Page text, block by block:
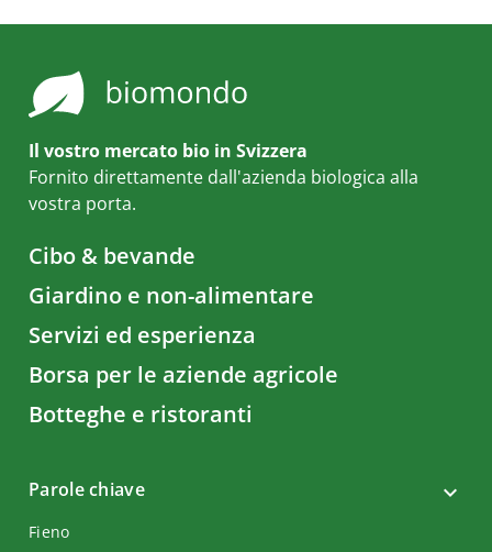
Il vostro mercato bio in Svizzera
Fornito direttamente dall'azienda biologica alla
vostra porta.
Cibo & bevande
Giardino e non-alimentare
Servizi ed esperienza
Borsa per le aziende agricole
Botteghe e ristoranti
Parole chiave
Fieno